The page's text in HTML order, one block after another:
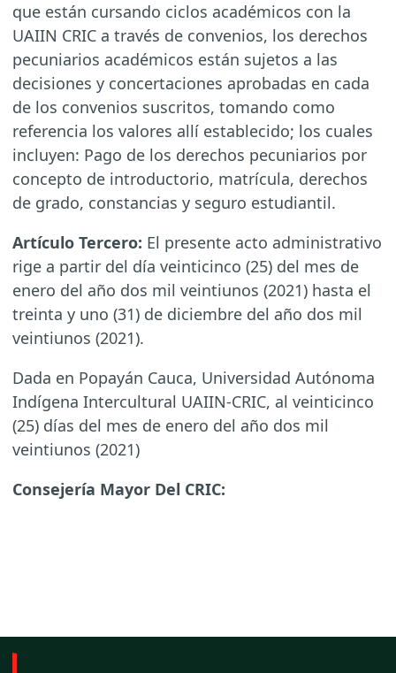
que están cursando ciclos académicos con la
UAIIN CRIC a través de convenios, los derechos
pecuniarios académicos están sujetos a las
decisiones y concertaciones aprobadas en cada
de los convenios suscritos, tomando como
referencia los valores allí establecido; los cuales
incluyen: Pago de los derechos pecuniarios por
concepto de introductorio, matrícula, derechos
de grado, constancias y seguro estudiantil.
Artículo Tercero: El presente acto administrativo
rige a partir del día veinticinco (25) del mes de
enero del año dos mil veintiunos (2021) hasta el
treinta y uno (31) de diciembre del año dos mil
veintiunos (2021).
Dada en Popayán Cauca, Universidad Autónoma
Indígena Intercultural UAIIN-CRIC, al veinticinco
(25) días del mes de enero del año dos mil
veintiunos (2021)
Consejería Mayor Del CRIC: